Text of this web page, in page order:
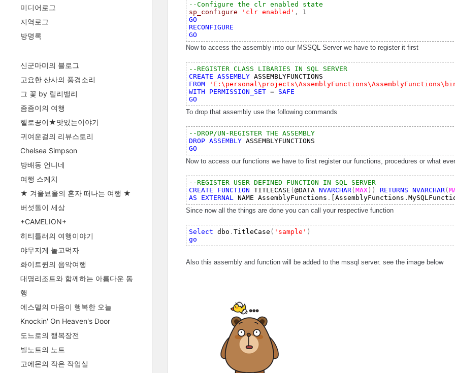
미디어로그
지역로그
방명록
신군마미의 블로그
고요한 산사의 풍경소리
그 꽃 by 릴리밸리
좀좀이의 여행
헬로끙이★맛있는이야기
귀여운걸의 리뷰스토리
Chelsea Simpson
방배동 언니네
여행 스케치
★ 겨울뵤올의 혼자 떠나는 여행 ★
버섯돌이 세상
+CAMELION+
히티틀러의 여행이야기
야무지게 놀고먹자
화이트퀸의 음악여행
대명리조트와 함께하는 아름다운 동
행
에스델의 마음이 행복한 오늘
Knockin' On Heaven's Door
도느로의 행복장전
빌노트의 노트
고에몬의 작은 작업실
--Configure the clr enabled state
sp_configure
'clr enabled' ,
1
GO
RECONFIGURE
GO
Now to access the assembly into our MSSQL Server we have to register it first
--REGISTER CLASS LIBARIES IN SQL SERVER
CREATE ASSEMBLY ASSEMBLYFUNCTIONS
FROM
WITH PERMISSION_SET = SAFE
GO
To drop that assembly use the following commands
--DROP/UN-REGISTER THE ASSEMBLY
DROP ASSEMBLY ASSEMBLYFUNCTIONS
GO
Now to access our functions we have to first register our functions, procedures or what
--REGISTER USER DEFINED FUNCTION IN SQL SERVER
CREATE FUNCTION TITLECASE ( @DATA NVARCHAR( MAX )) RETURNS NVARCHAR(
AS EXTERNAL NAME AssemblyFunctions .
Since now all the things are done you can call your respective function
Select dbo . TitleCase ( 'sample' )
go
Also this assembly and function will be added to the mssql server. see the image below